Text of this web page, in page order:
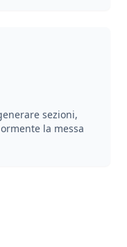
sezioni,
la messa